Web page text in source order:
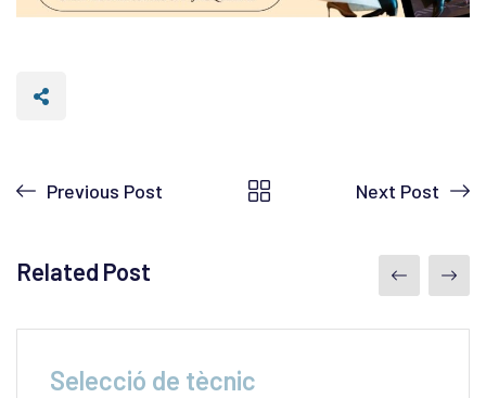
Previous Post Next Post
Related Post
Selecció de tècnic